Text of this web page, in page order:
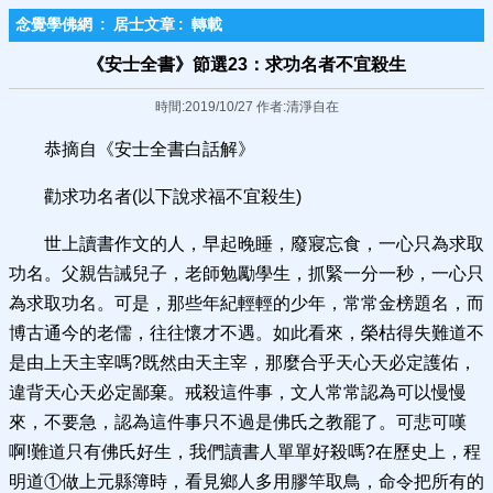
念覺學佛網 : 居士文章 : 轉載
《安士全書》節選23：求功名者不宜殺生
時間:2019/10/27 作者:清淨自在
恭摘自《安士全書白話解》
勸求功名者(以下說求福不宜殺生)
世上讀書作文的人，早起晚睡，廢寢忘食，一心只為求取
功名。父親告誡兒子，老師勉勵學生，抓緊一分一秒，一心只
為求取功名。可是，那些年紀輕輕的少年，常常金榜題名，而
博古通今的老儒，往往懷才不遇。如此看來，榮枯得失難道不
是由上天主宰嗎?既然由天主宰，那麼合乎天心天必定護佑，
違背天心天必定鄙棄。戒殺這件事，文人常常認為可以慢慢
來，不要急，認為這件事只不過是佛氏之教罷了。可悲可嘆
啊!難道只有佛氏好生，我們讀書人單單好殺嗎?在歷史上，程
明道①做上元縣簿時，看見鄉人多用膠竿取鳥，命令把所有的